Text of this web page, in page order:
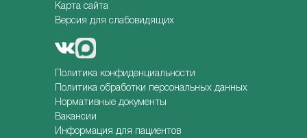
Карта сайта
Версия для слабовидящих
Политика конфиденциальности
Политика обработки персональных данных
Нормативные документы
Вакансии
Информация для пациентов